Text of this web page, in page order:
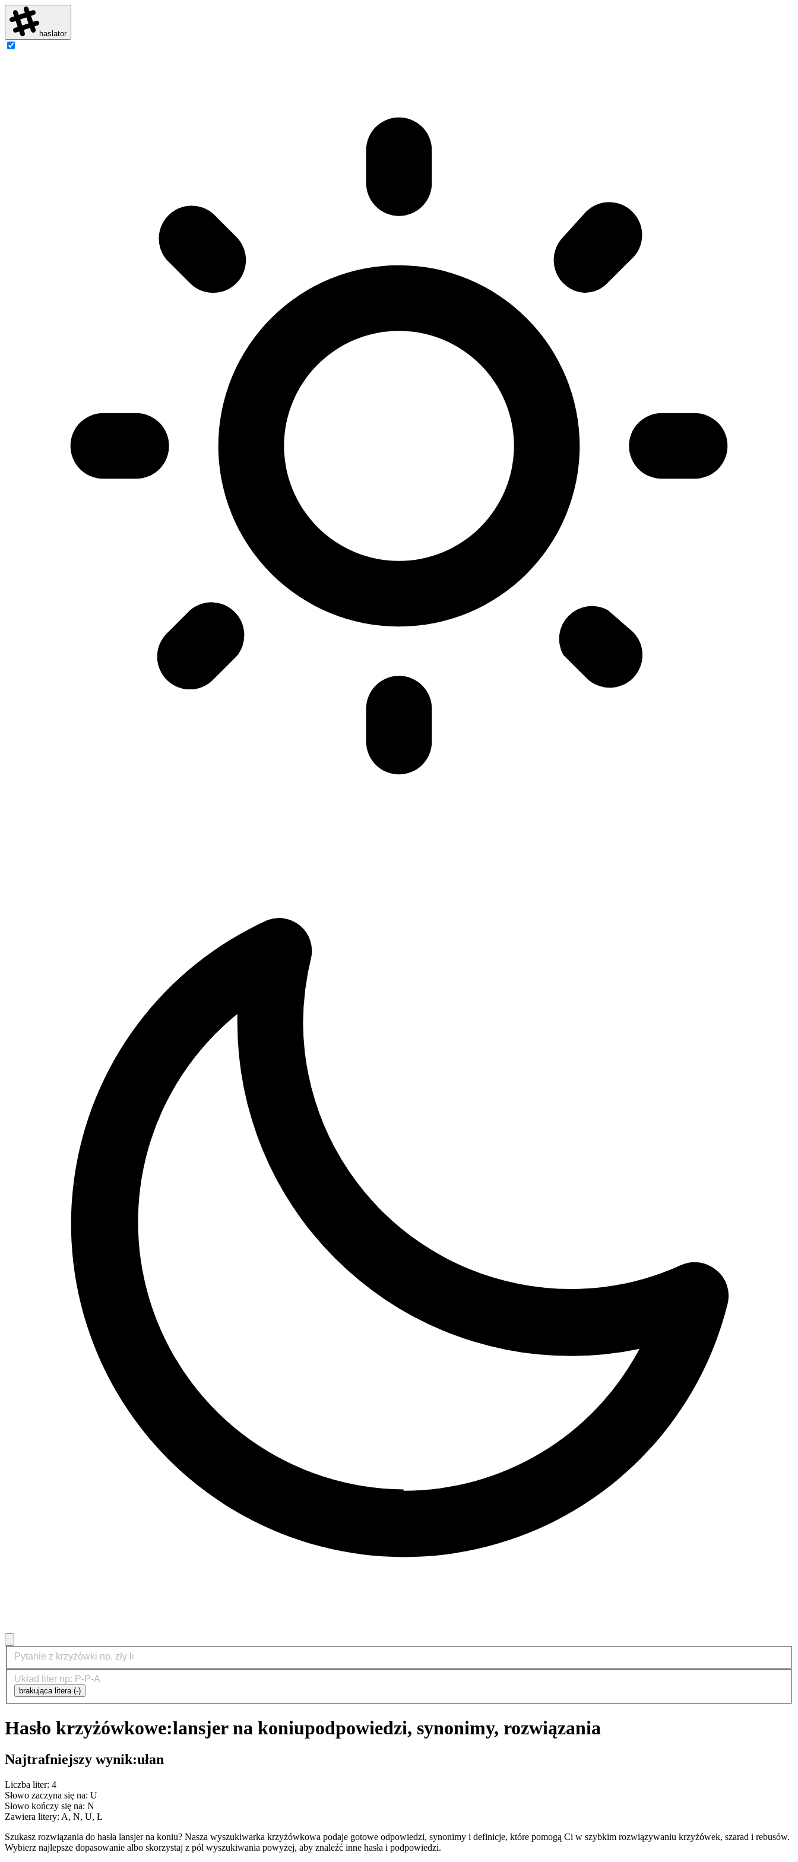
haslator
brakująca litera (-)
Hasło krzyżówkowe:lansjer na koniupodpowiedzi, synonimy, rozwiązania
Najtrafniejszy wynik:ułan
Liczba liter: 4
Słowo zaczyna się na: U
Słowo kończy się na: N
Zawiera litery: A, N, U, Ł
Szukasz rozwiązania do hasła lansjer na koniu? Nasza wyszukiwarka krzyżówkowa podaje gotowe odpowiedzi, synonimy i definicje, które pomogą Ci w szybkim rozwiązywaniu krzyżówek, szarad i rebusów.
Wybierz najlepsze dopasowanie albo skorzystaj z pól wyszukiwania powyżej, aby znaleźć inne hasła i podpowiedzi.